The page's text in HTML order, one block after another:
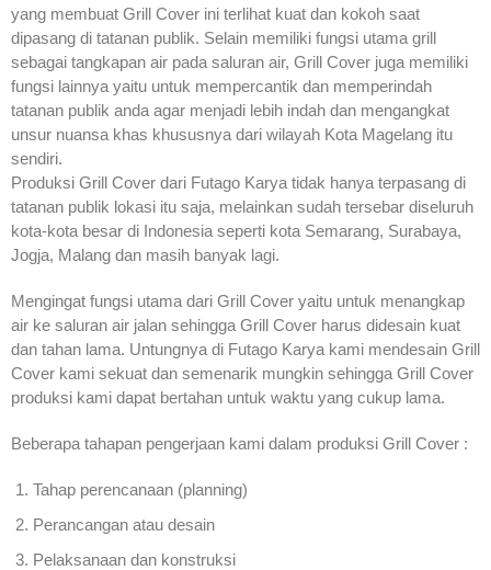
yang membuat Grill Cover ini terlihat kuat dan kokoh saat
dipasang di tatanan publik. Selain memiliki fungsi utama grill
sebagai tangkapan air pada saluran air, Grill Cover juga memiliki
fungsi lainnya yaitu untuk mempercantik dan memperindah
tatanan publik anda agar menjadi lebih indah dan mengangkat
unsur nuansa khas khususnya dari wilayah Kota Magelang itu
sendiri.
Produksi Grill Cover dari Futago Karya tidak hanya terpasang di
tatanan publik lokasi itu saja, melainkan sudah tersebar diseluruh
kota-kota besar di Indonesia seperti kota Semarang, Surabaya,
Jogja, Malang dan masih banyak lagi.
Mengingat fungsi utama dari Grill Cover yaitu untuk menangkap
air ke saluran air jalan sehingga Grill Cover harus didesain kuat
dan tahan lama. Untungnya di Futago Karya kami mendesain Grill
Cover kami sekuat dan semenarik mungkin sehingga Grill Cover
produksi kami dapat bertahan untuk waktu yang cukup lama.
Beberapa tahapan pengerjaan kami dalam produksi Grill Cover :
Tahap perencanaan (planning)
Perancangan atau desain
Pelaksanaan dan konstruksi